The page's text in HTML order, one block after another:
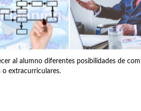
al alumno diferentes posibilidades de
o extracurriculares.